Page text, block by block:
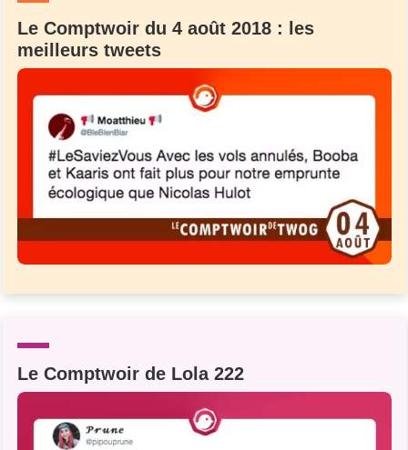
Le Comptwoir du 4 août 2018 : les
meilleurs tweets
Le Comptwoir de Lola 222